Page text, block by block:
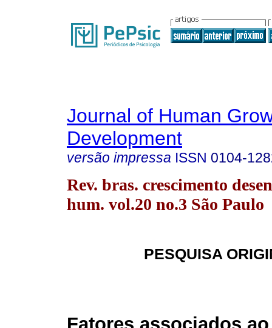
Journal of Human
Development
versão impressa ISSN 0104-
Rev. bras. crescimento
hum. vol.20 no.3 São Paulo
PESQUISA